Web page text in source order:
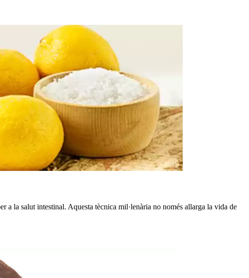
a la salut intestinal. Aquesta tècnica mil·lenària no només allarga la vida de